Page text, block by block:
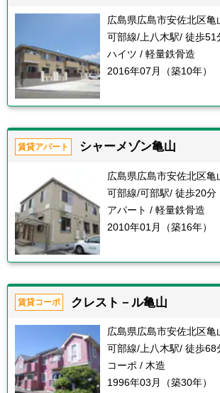
広島県広島市安佐北区亀
可部線/上八木駅/ 徒歩51
ハイツ / 軽量鉄骨造
2016年07月（築10年）
賃貸アパート シャーメゾン亀山
広島県広島市安佐北区亀
可部線/可部駅/ 徒歩20分
アパート / 軽量鉄骨造
2010年01月（築16年）
賃貸コーポ クレスト－ル亀山
広島県広島市安佐北区亀
可部線/上八木駅/ 徒歩68
コーポ / 木造
1996年03月（築30年）